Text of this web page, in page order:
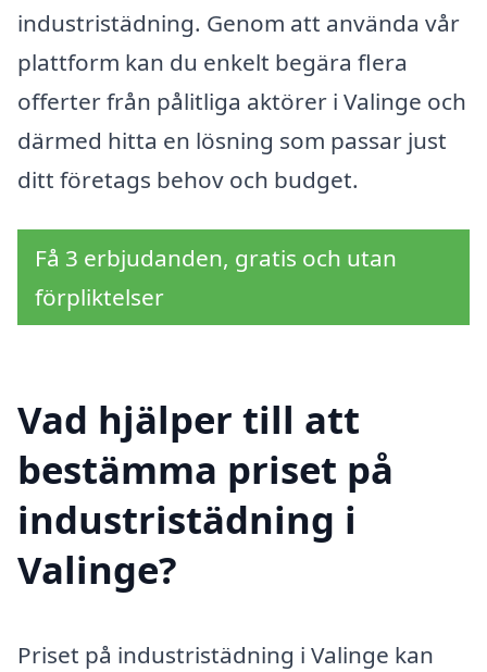
industristädning. Genom att använda vår
plattform kan du enkelt begära flera
offerter från pålitliga aktörer i Valinge och
därmed hitta en lösning som passar just
ditt företags behov och budget.
Få 3 erbjudanden, gratis och utan
förpliktelser
Vad hjälper till att
bestämma priset på
industristädning i
Valinge?
Priset på industristädning i Valinge kan